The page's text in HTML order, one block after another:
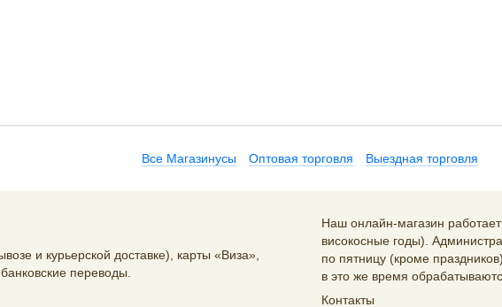
Все Магазинусы Оптовая торговля Выездная торговля
и курьерской доставке), карты «Виза»,
переводы.
Наш онлайн-магазин
високосные годы).
по пятницу (кроме
в это же время
Контакты